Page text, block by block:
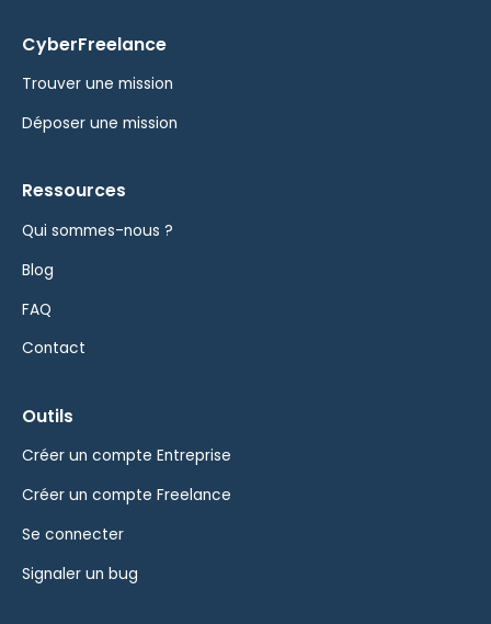
CyberFreelance
Trouver une mission
Déposer une mission
Ressources
Qui sommes-nous ?
Blog
FAQ
Contact
Outils
Créer un compte Entreprise
Créer un compte Freelance
Se connecter
Signaler un bug